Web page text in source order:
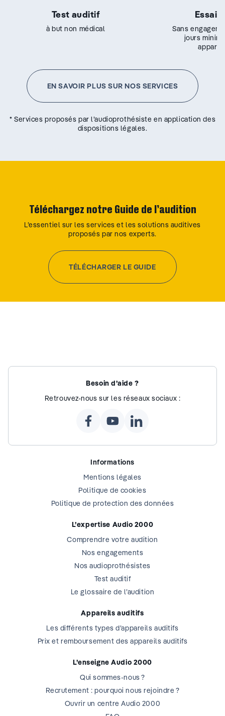
Test auditif
à but non médical
Essai
Sans
jours
EN SAVOIR PLUS SUR NOS SERVICES
* Services proposés par l’audioprothésiste en application des
dispositions légales.
Téléchargez notre Guide de l’audition
L’essentiel sur les services et les solutions auditives
proposés par nos experts.
TÉLÉCHARGER LE GUIDE
Besoin d’aide ?
Retrouvez-nous sur les réseaux sociaux :
Informations
Mentions légales
Politique de cookies
Politique de protection des données
L’expertise Audio 2000
Comprendre votre audition
Nos engagements
Nos audioprothésistes
Test auditif
Le glossaire de l’audition
Appareils auditifs
Les différents types d’appareils auditifs
Prix et remboursement des appareils auditifs
L’enseigne Audio 2000
Qui sommes-nous ?
Recrutement : pourquoi nous rejoindre ?
Ouvrir un centre Audio 2000